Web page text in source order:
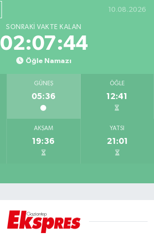
10.08.2026
SONRAKI VAKTE KALAN
02:07:44
Öğle Namazı
GÜNEŞ
05:36
ÖĞLE
12:41
AKŞAM
19:36
YATSI
21:01